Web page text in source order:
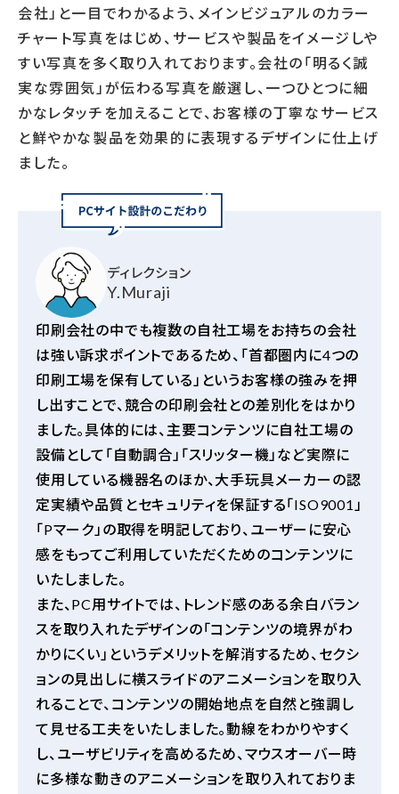
会社」と一目でわかるよう、メインビジュアルのカラー
チャート写真をはじめ、サービスや製品をイメージしや
すい写真を多く取り入れております。会社の「明るく誠
実な雰囲気」が伝わる写真を厳選し、一つひとつに細
かなレタッチを加えることで、お客様の丁寧なサービス
と鮮やかな製品を効果的に表現するデザインに仕上げ
ました。
ディレクション
Y.Muraji
印刷会社の中でも複数の自社工場をお持ちの会社
は強い訴求ポイントであるため、「首都圏内に4つの
印刷工場を保有している」というお客様の強みを押
し出すことで、競合の印刷会社との差別化をはかり
ました。具体的には、主要コンテンツに自社工場の
設備として「自動調合」「スリッター機」など実際に
使用している機器名のほか、大手玩具メーカーの認
定実績や品質とセキュリティを保証する「ISO9001 」
「Pマーク」の取得を明記しており、ユーザーに安心
感をもってご利用していただくためのコンテンツに
いたしました。
また、 PC用サイトでは、トレンド感のある余白バラン
スを取り入れたデザインの「コンテンツの境界がわ
かりにくい」というデメリットを解消するため、セクシ
ョンの見出しに横スライドのアニメーションを取り入
れることで、コンテンツの開始地点を自然と強調し
て見せる工夫をいたしました。動線をわかりやすく
し、ユーザビリティを高めるため、マウスオーバー時
に多様な動きのアニメーションを取り入れておりま